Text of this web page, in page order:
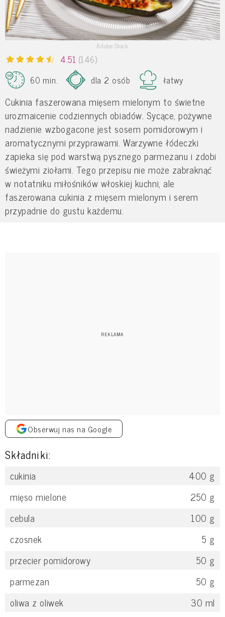
Adobe Stock
4.51 (146)
60 min.
dla 2 osób łatwy
Cukinia faszerowana mięsem mielonym to świetne
urozmaicenie codziennych obiadów. Sycące, pożywne
nadzienie wzbogacone jest sosem pomidorowym i
aromatycznymi przyprawami. Warzywne łódeczki
zapieka się pod warstwą pysznego parmezanu i zdobi
świeżymi ziołami. Tego przepisu nie może zabraknąć
w notatniku miłośników włoskiej kuchni, ale
faszerowana cukinia z mięsem mielonym i serem
przypadnie do gustu każdemu.
Obserwuj nas na Google
Składniki:
cukinia 400 g
mięso mielone
250 g
cebula
100 g
czosnek
5 g
przecier pomidorowy
50 g
parmezan
50 g
oliwa z oliwek
30 ml